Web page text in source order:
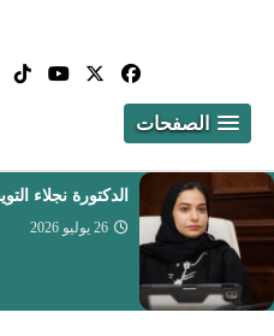
الصفحات
تعيين الدكتور
التمريض والعلوم